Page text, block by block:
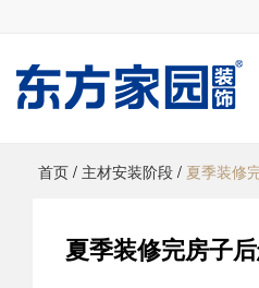
首页 / 主材安装阶段 / 夏季装修
夏季装修完房子